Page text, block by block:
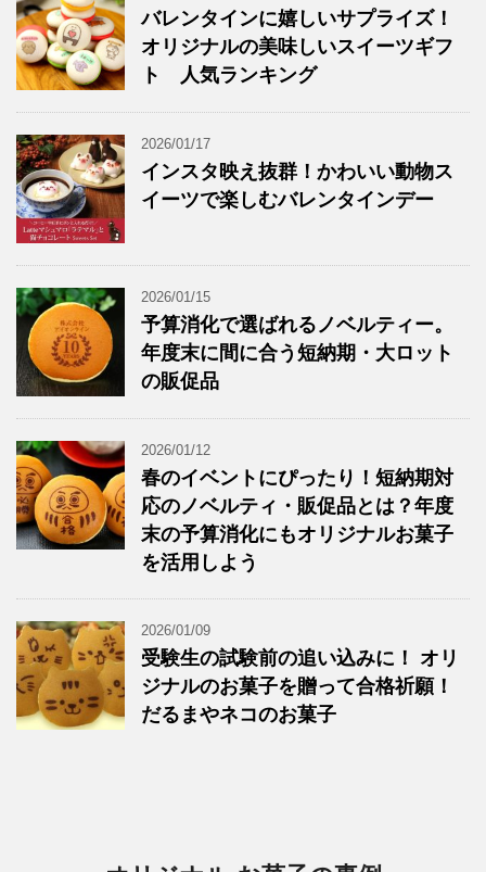
バレンタインに嬉しいサプライズ！
オリジナルの美味しいスイーツギフ
ト 人気ランキング
2026/01/17
インスタ映え抜群！かわいい動物ス
イーツで楽しむバレンタインデー
2026/01/15
予算消化で選ばれるノベルティー。
年度末に間に合う短納期・大ロット
の販促品
2026/01/12
春のイベントにぴったり！短納期対
応のノベルティ・販促品とは？年度
末の予算消化にもオリジナルお菓子
を活用しよう
2026/01/09
受験生の試験前の追い込みに！ オリ
ジナルのお菓子を贈って合格祈願！
だるまやネコのお菓子